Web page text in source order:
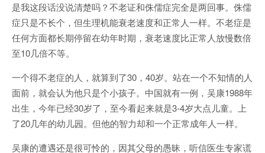
是我这段话没说清楚吗？不老证和侏儒症完全是两回事。侏儒
症只是不长个，但生理机能衰老速度和正常人一样。不老症是
任何方面都长期停留在幼年时期，衰老速度比正常人放慢数倍
至10几倍不等。
一个得不老症的人，就算到了30，40岁。站在一个不知情的人
面前，就会认为他只是个小孩子。中国就有一例，吴康1988年
出生，今年已经30岁了，至今看起来就是3-4岁大点儿童。上
了20几年的幼儿园。但他的智力却和一个正常成年人一样。
吴康的遭遇还是很可怜的，因其父母的愚昧，听信医生专家谎